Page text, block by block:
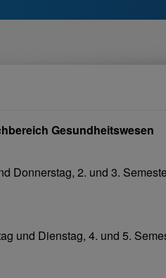
Gesundheitswesen
Donnerstag, 2. und 3.
und Dienstag, 4. und 5.